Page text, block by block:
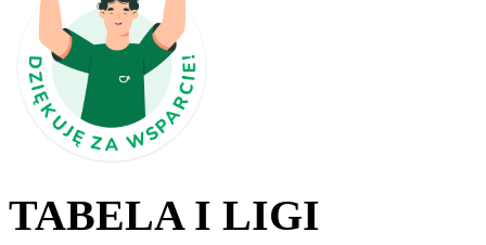
TABELA I LIGI